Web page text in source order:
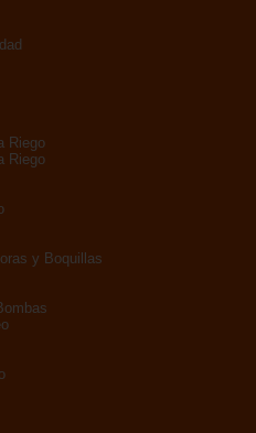
Riego
Riego
y Boquillas